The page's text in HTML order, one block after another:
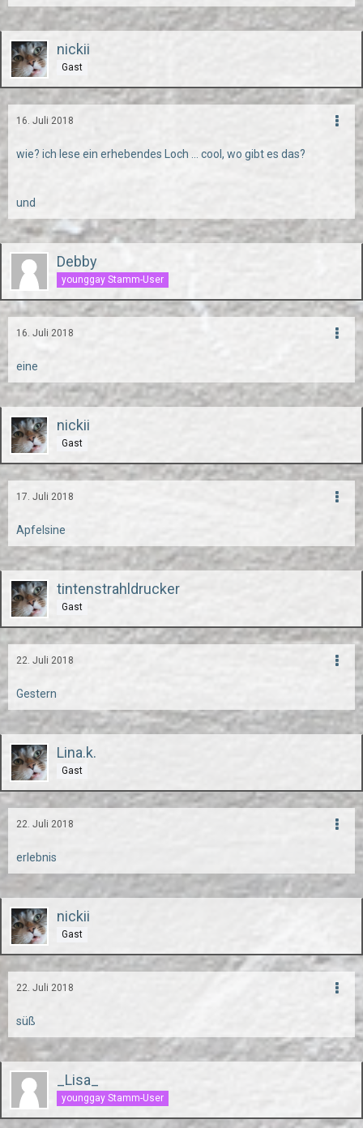
nickii
Gast
16. Juli 2018
wie? ich lese ein erhebendes Loch ... cool, wo gibt es das?
und
Debby
younggay Stamm-User
16. Juli 2018
eine
nickii
Gast
17. Juli 2018
Apfelsine
tintenstrahldrucker
Gast
22. Juli 2018
Gestern
Lina.k.
Gast
22. Juli 2018
erlebnis
nickii
Gast
22. Juli 2018
süß
_Lisa_
younggay Stamm-User